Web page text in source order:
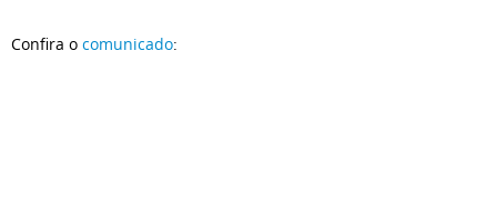
Confira o comunicado: